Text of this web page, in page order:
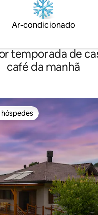
Ar-condicionado
temporada de
café da manhã
preferidos dos hóspedes